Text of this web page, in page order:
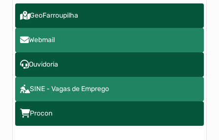
GeoFarroupilha
Webmail
Ouvidoria
SINE - Vagas de Emprego
Procon